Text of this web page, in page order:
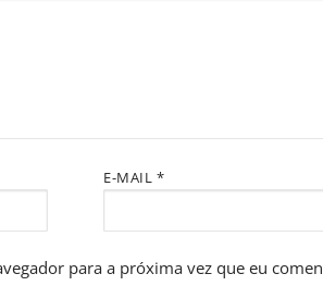
E-MAIL *
para a próxima vez que eu